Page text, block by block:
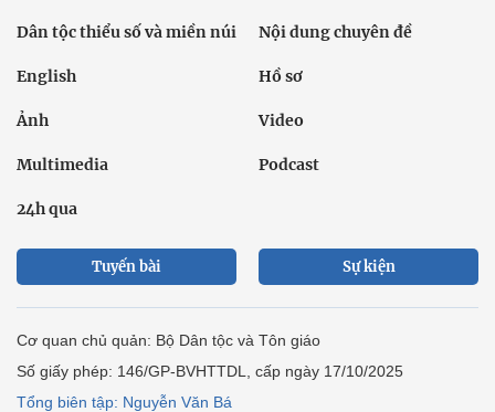
Dân tộc thiểu số và miền núi Nội dung chuyên đề
English Hồ sơ
Ảnh Video
Multimedia Podcast
24h qua
Tuyến bài Sự kiện
Cơ quan chủ quản: Bộ Dân tộc và Tôn giáo
Số giấy phép: 146/GP-BVHTTDL, cấp ngày 17/10/2025
Tổng biên tập: Nguyễn Văn Bá